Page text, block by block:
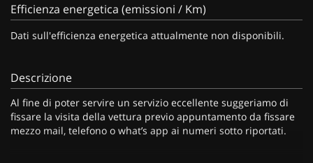
Efficienza energetica (emissioni / Km)
Dati sull'efficienza energetica attualmente non disponibili.
Descrizione
Al fine di poter servire un servizio eccellente suggeriamo di
fissare la visita della vettura previo appuntamento da fissare
mezzo mail, telefono o what’s app ai numeri sotto riportati.